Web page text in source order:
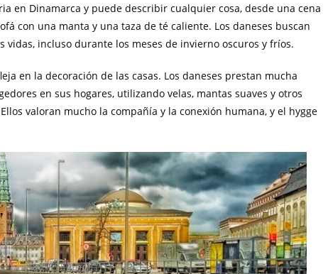
en Dinamarca y puede describir cualquier cosa, desde una cena
con una manta y una taza de té caliente. Los daneses buscan
incluso durante los meses de invierno oscuros y fríos.
en la decoración de las casas. Los daneses prestan mucha
en sus hogares, utilizando velas, mantas suaves y otros
valoran mucho la compañía y la conexión humana, y el hygge